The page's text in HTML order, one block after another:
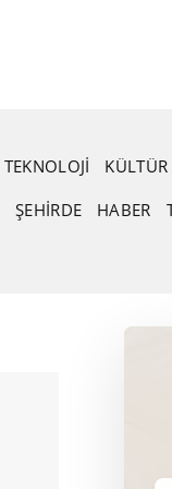
TEKNOLOJI
ŞEHIRDE HABER